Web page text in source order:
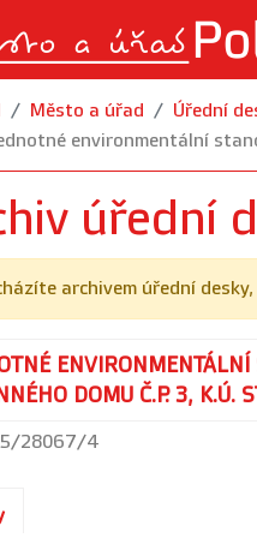
Město a úřad Úřední
environmentální
úřední
archivem úřední
DOMU Č.P. 3, K.Ú.
28067/4